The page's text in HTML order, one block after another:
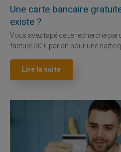
Une carte bancaire
existe ?
Vous avez tapé cette recherche
facture 50 € par an pour une carte
Lire la suite